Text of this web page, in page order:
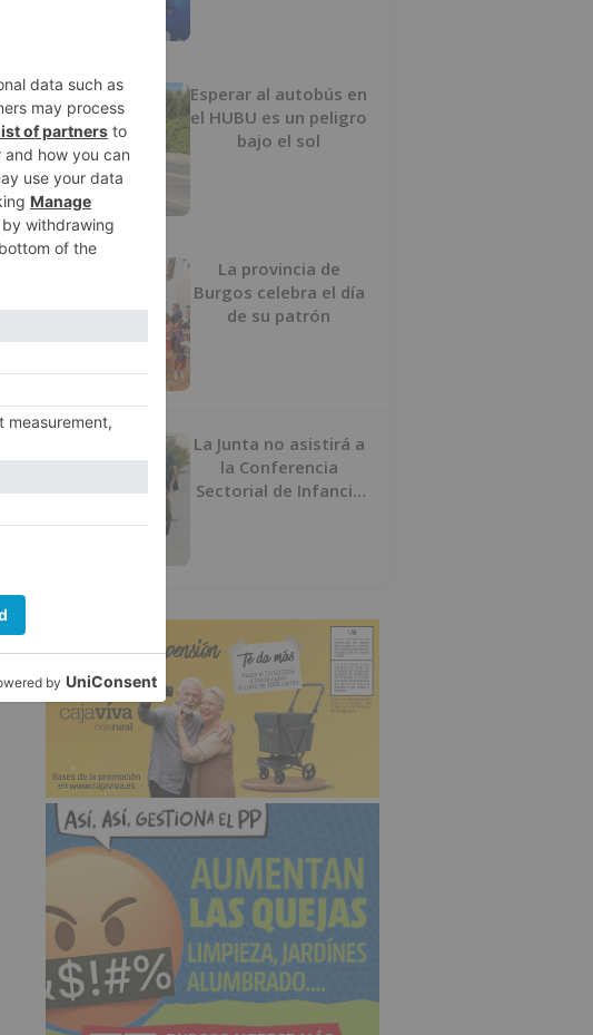
3
Esperar al autobús en
el HUBU es un peligro
bajo el sol
La provincia de
Burgos celebra el día
de su patrón
5
La Junta no asistirá a
la Conferencia
Sectorial de Infancia